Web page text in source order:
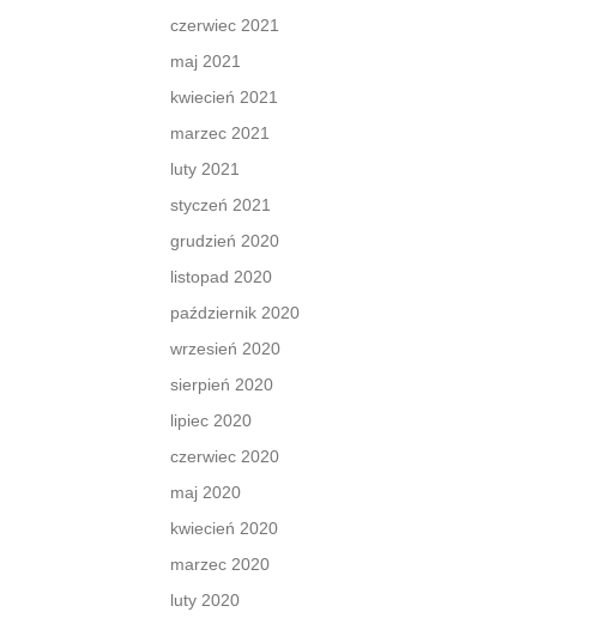
czerwiec 2021
maj 2021
kwiecień 2021
marzec 2021
luty 2021
styczeń 2021
grudzień 2020
listopad 2020
październik 2020
wrzesień 2020
sierpień 2020
lipiec 2020
czerwiec 2020
maj 2020
kwiecień 2020
marzec 2020
luty 2020